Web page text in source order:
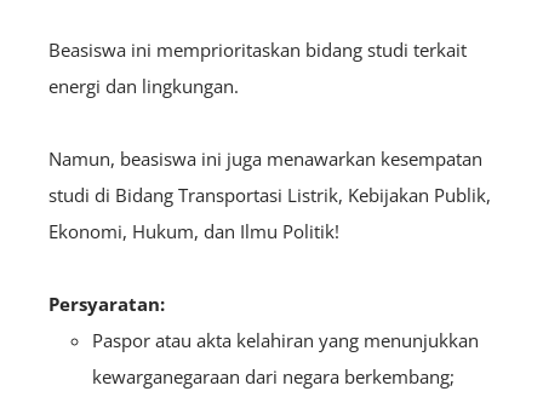
Beasiswa ini memprioritaskan bidang studi terkait
energi dan lingkungan.
Namun, beasiswa ini juga menawarkan kesempatan
studi di Bidang Transportasi Listrik, Kebijakan Publik,
Ekonomi, Hukum, dan Ilmu Politik!
Persyaratan:
Paspor atau akta kelahiran yang menunjukkan
kewarganegaraan dari negara berkembang;